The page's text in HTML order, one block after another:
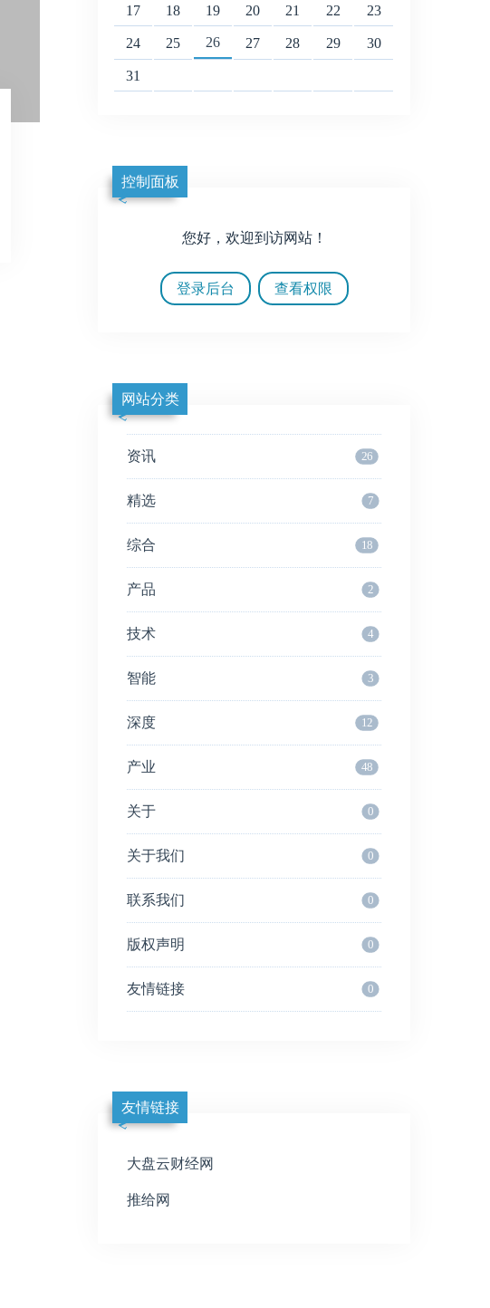
17 18 19 20 21 22 23
24 25 26 27 28 29 30
31
控制面板
您好，欢迎到访网站！
登录后台 查看权限
网站分类
资讯 26
精选 7
综合 18
产品 2
技术 4
智能 3
深度 12
产业 48
关于 0
关于我们 0
联系我们 0
版权声明 0
友情链接 0
友情链接
大盘云财经网
推给网